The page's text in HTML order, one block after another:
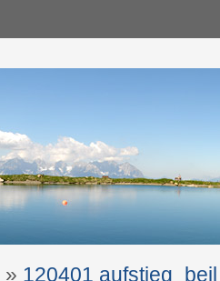
» 120401 aufstieg_beil